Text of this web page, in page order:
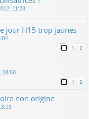
11:28
jour H15 trop jaunes
1 2
08:50
1 2
non origine